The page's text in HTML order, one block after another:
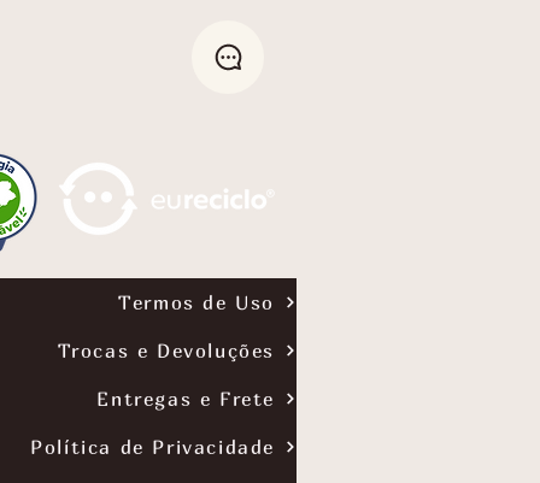
Termos de Uso
Trocas e Devoluções
Entregas e Frete
Política de Privacidade